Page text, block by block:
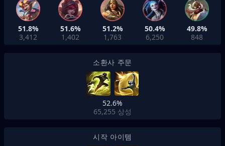
51.8%
3,412
51.6%
1,402
51.2%
1,763
50.4%
6,250
49.8%
848
소환사 주문
52.6%
65,255 상성
시작 아이템